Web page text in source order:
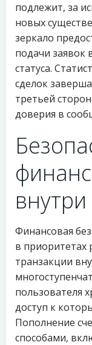
подлежит, за
новых
зеркало
подачи заявок
статуса.
сделок
третьей
доверия в
Финансовая
в приоритетах
транзакции
пользователя
доступ к
Пополнение
способами,